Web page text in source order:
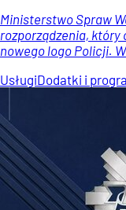
Ministerstwo Spraw
rozporządzenia, który
nowego logo Policji.
UsługiDodatki i